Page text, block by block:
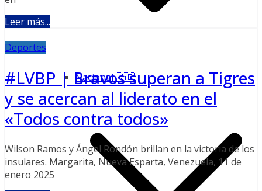
Nacional 🇻🇪
Leer más...
Deportes
#LVBP | Bravos superan a Tigres
y se acercan al liderato en el
«Todos contra todos»
Wilson Ramos y Ángel Rondón brillan en la victoria de los
insulares. Margarita, Nueva Esparta, Venezuela, 11 de
enero 2025